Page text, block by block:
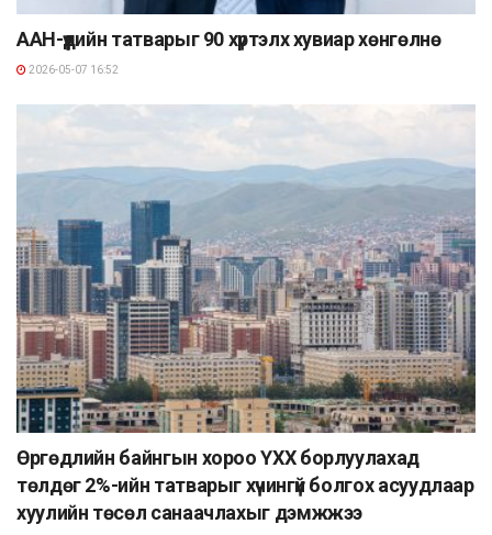
ААН-үүдийн татварыг 90 хүртэлх хувиар хөнгөлнө
2026-05-07 16:52
Өргөдлийн байнгын хороо ҮХХ борлуулахад
төлдөг 2%-ийн татварыг хүчингүй болгох асуудлаар
хуулийн төсөл санаачлахыг дэмжжээ